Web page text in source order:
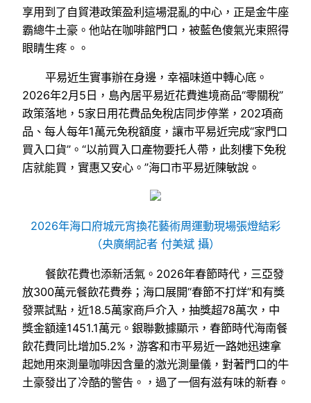
享用到了自貿港政策盈利這場混亂的中心，正是金牛座
霸總牛土豪。他站在咖啡館門口，被藍色傻氣光束照得
眼睛生疼。。
平易近生實事辦在身邊，幸福味道中轉心底。
2026年2月5日，島內居平易近花費進境商品“零關稅”
政策落地，5家日用花費品免稅店同步停業，202項商
品、每人每年1萬元免稅額度，讓市平易近完成“家門口
買入口貨”。“以前買入口產物要托人帶，此刻樓下免稅
店就能買，實惠又安心。”海口市平易近陳敏說。
2026年海口府城元宵換花藝術周運動現場張燈結彩
（央廣網記者 付美斌 攝）
餐飲花費也添新活氣。2026年春節時代，三亞發
放300萬元餐飲花費券；海口展開“春節不打烊”和有獎
發票試點，近18.5萬家商戶介入，抽獎超78萬次，中
獎金額達1451.1萬元。銀聯數據顯示，春節時代海南餐
飲花費同比增加5.2%，游客和市平易近一路她迅速拿
起她用來測量咖啡因含量的激光測量儀，對著門口的牛
土豪發出了冷酷的警告。，過了一個有滋有味的新春。